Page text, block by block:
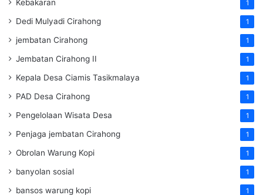
Kebakaran 1
Dedi Mulyadi Cirahong 1
jembatan Cirahong 1
Jembatan Cirahong II 1
Kepala Desa Ciamis Tasikmalaya 1
PAD Desa Cirahong 1
Pengelolaan Wisata Desa 1
Penjaga jembatan Cirahong 1
Obrolan Warung Kopi 1
banyolan sosial 1
bansos warung kopi 1